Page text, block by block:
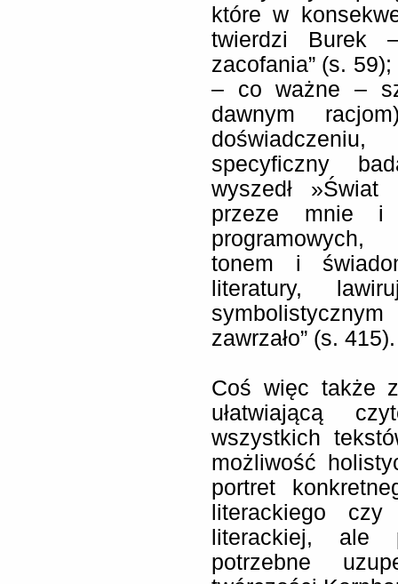
które w
twierdzi Burek
zacofania” (s.
– co ważne –
dawnym
specyficzny
wyszedł »Świat
przeze mnie i
programowych,
tonem i
literatury,
zawrzało” (s. 415).
Coś więc także
ułatwiającą
wszystkich
możliwość
portret
literackiego
literackiej, ale
potrzebne